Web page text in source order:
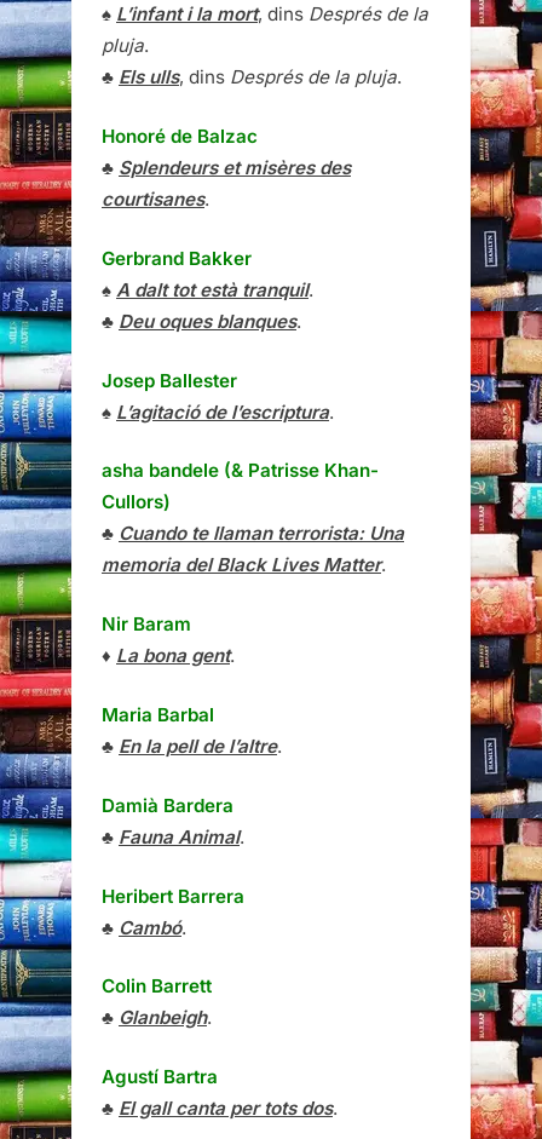
♠ L’infant i la mort, dins Després de la
pluja.
♣ Els ulls, dins Després de la pluja.
Honoré de Balzac
♣ Splendeurs et misères des
courtisanes.
Gerbrand Bakker
♠ A dalt tot està tranquil.
♣ Deu oques blanques.
Josep Ballester
♠ L’agitació de l’escriptura.
asha bandele (& Patrisse Khan-
Cullors)
♣ Cuando te llaman terrorista: Una
memoria del Black Lives Matter.
Nir Baram
♦ La bona gent.
Maria Barbal
♣ En la pell de l’altre.
Damià Bardera
♣ Fauna Animal.
Heribert Barrera
♣ Cambó.
Colin Barrett
♣ Glanbeigh.
Agustí Bartra
♣ El gall canta per tots dos.